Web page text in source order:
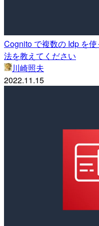
Cognito で複数の Idp を
法を教えてください
川崎照夫
2022.11.15